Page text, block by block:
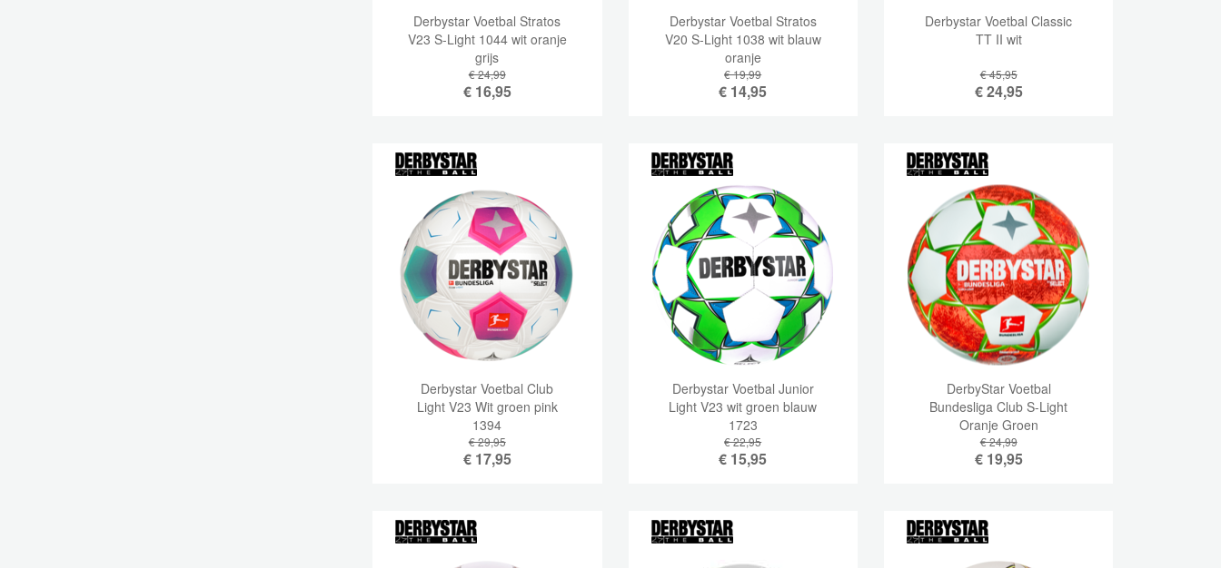
Derbystar Voetbal Stratos
V23 S-Light 1044 wit oranje
grijs
€ 24,99
€ 16,95
Derbystar Voetbal Stratos
V20 S-Light 1038 wit blauw
oranje
€ 19,99
€ 14,95
Derbystar Voetbal Classic
TT II wit
€ 45,95
€24,95
Derbystar Voetbal Club
Light V23 Wit groen pink
1394
€ 29,95
€ 17,95
Derbystar Voetbal Junior
Light V23 wit groen blauw
1723
€ 22,95
€ 15,95
DerbyStar Voetbal
Bundesliga Club S-Light
Oranje Groen
€ 24,99
€ 19,95